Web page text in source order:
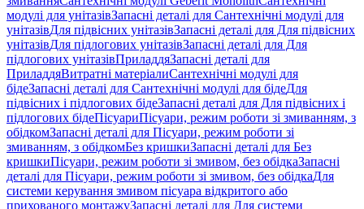
модулі для унітазівЗапасні деталі для Сантехнічні модулі для
унітазівДля підвісних унітазівЗапасні деталі для Для підвісних
унітазівДля підлогових унітазівЗапасні деталі для Для
підлогових унітазівПриладдяЗапасні деталі для
ПриладдяВитратні матеріалиСантехнічні модулі для
бідеЗапасні деталі для Сантехнічні модулі для бідеДля
підвісних і підлогових бідеЗапасні деталі для Для підвісних і
підлогових бідеПісуариПісуари, режим роботи зі змиванням, з
обідкомЗапасні деталі для Пісуари, режим роботи зі
змиванням, з обідкомБез кришкиЗапасні деталі для Без
кришкиПісуари, режим роботи зі змивом, без обідкаЗапасні
деталі для Пісуари, режим роботи зі змивом, без обідкаДля
системи керування змивом пісуара відкритого або
прихованого монтажуЗапасні деталі для Для системи